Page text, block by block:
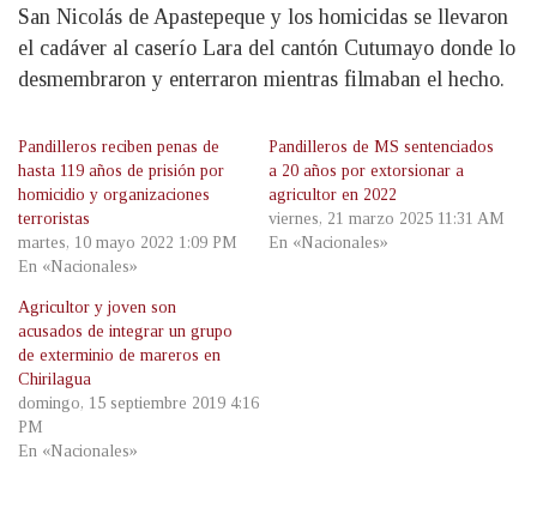
San Nicolás de Apastepeque y los homicidas se llevaron
el cadáver al caserío Lara del cantón Cutumayo donde lo
desmembraron y enterraron mientras filmaban el hecho.
Pandilleros reciben penas de
hasta 119 años de prisión por
homicidio y organizaciones
terroristas
martes, 10 mayo 2022 1:09 PM
En «Nacionales»
Pandilleros de MS sentenciados
a 20 años por extorsionar a
agricultor en 2022
viernes, 21 marzo 2025 11:31 AM
En «Nacionales»
Agricultor y joven son
acusados de integrar un grupo
de exterminio de mareros en
Chirilagua
domingo, 15 septiembre 2019 4:16
PM
En «Nacionales»